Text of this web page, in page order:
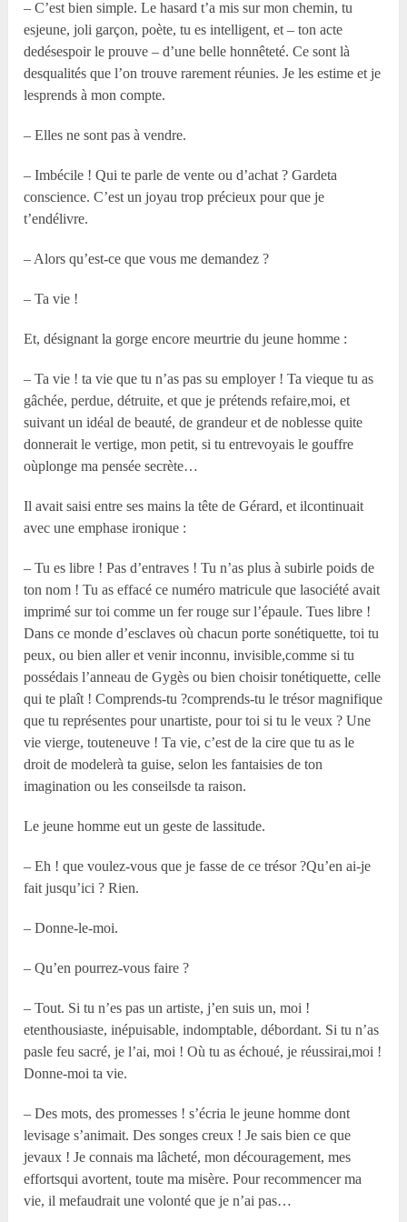
– C’est bien simple. Le hasard t’a mis sur mon chemin, tu
esjeune, joli garçon, poète, tu es intelligent, et – ton acte
dedésespoir le prouve – d’une belle honnêteté. Ce sont là
desqualités que l’on trouve rarement réunies. Je les estime et je
lesprends à mon compte.
– Elles ne sont pas à vendre.
– Imbécile ! Qui te parle de vente ou d’achat ? Gardeta
conscience. C’est un joyau trop précieux pour que je
t’endélivre.
– Alors qu’est-ce que vous me demandez ?
– Ta vie !
Et, désignant la gorge encore meurtrie du jeune homme :
– Ta vie ! ta vie que tu n’as pas su employer ! Ta vieque tu as
gâchée, perdue, détruite, et que je prétends refaire,moi, et
suivant un idéal de beauté, de grandeur et de noblesse quite
donnerait le vertige, mon petit, si tu entrevoyais le gouffre
oùplonge ma pensée secrète…
Il avait saisi entre ses mains la tête de Gérard, et ilcontinuait
avec une emphase ironique :
– Tu es libre ! Pas d’entraves ! Tu n’as plus à subirle poids de
ton nom ! Tu as effacé ce numéro matricule que lasociété avait
imprimé sur toi comme un fer rouge sur l’épaule. Tues libre !
Dans ce monde d’esclaves où chacun porte sonétiquette, toi tu
peux, ou bien aller et venir inconnu, invisible,comme si tu
possédais l’anneau de Gygès ou bien choisir tonétiquette, celle
qui te plaît ! Comprends-tu ?comprends-tu le trésor magnifique
que tu représentes pour unartiste, pour toi si tu le veux ? Une
vie vierge, touteneuve ! Ta vie, c’est de la cire que tu as le
droit de modelerà ta guise, selon les fantaisies de ton
imagination ou les conseilsde ta raison.
Le jeune homme eut un geste de lassitude.
– Eh ! que voulez-vous que je fasse de ce trésor ?Qu’en ai-je
fait jusqu’ici ? Rien.
– Donne-le-moi.
– Qu’en pourrez-vous faire ?
– Tout. Si tu n’es pas un artiste, j’en suis un, moi !
etenthousiaste, inépuisable, indomptable, débordant. Si tu n’as
pasle feu sacré, je l’ai, moi ! Où tu as échoué, je réussirai,moi !
Donne-moi ta vie.
– Des mots, des promesses ! s’écria le jeune homme dont
levisage s’animait. Des songes creux ! Je sais bien ce que
jevaux ! Je connais ma lâcheté, mon découragement, mes
effortsqui avortent, toute ma misère. Pour recommencer ma
vie, il mefaudrait une volonté que je n’ai pas…